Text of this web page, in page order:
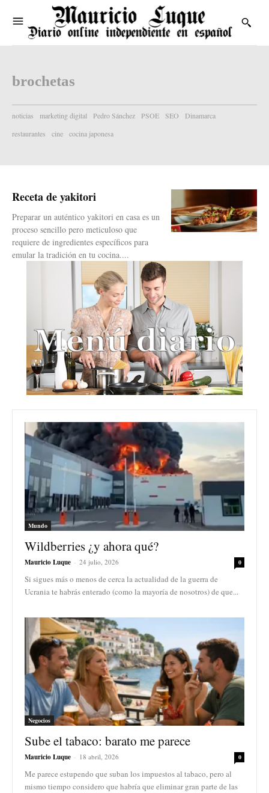
brochetas
noticias marketing digital Pedro Sánchez PSOE SEO
Dinamarca
restaurantes
cine cocina japonesa
Receta de yakitori
Preparar un auténtico yakitori en casa es un
proceso sencillo pero meticuloso que
requiere de ingredientes específicos para
emular la tradición en tu cocina....
Mundo
Wildberries ¿y ahora qué?
Mauricio Luque - 24 julio, 2026 0
Si sigues más o menos de cerca la actualidad de la guerra de
Ucrania te habrás enterado (como la mayoría de nosotros) de que...
Negocios
Sube el tabaco: barato me parece
Mauricio Luque - 18 abril, 2026 0
Me parece estupendo que suban los impuestos al tabaco, pero al
mismo tiempo considero que habría que eliminar gran parte de las